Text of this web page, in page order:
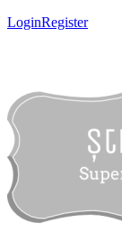
LoginRegister